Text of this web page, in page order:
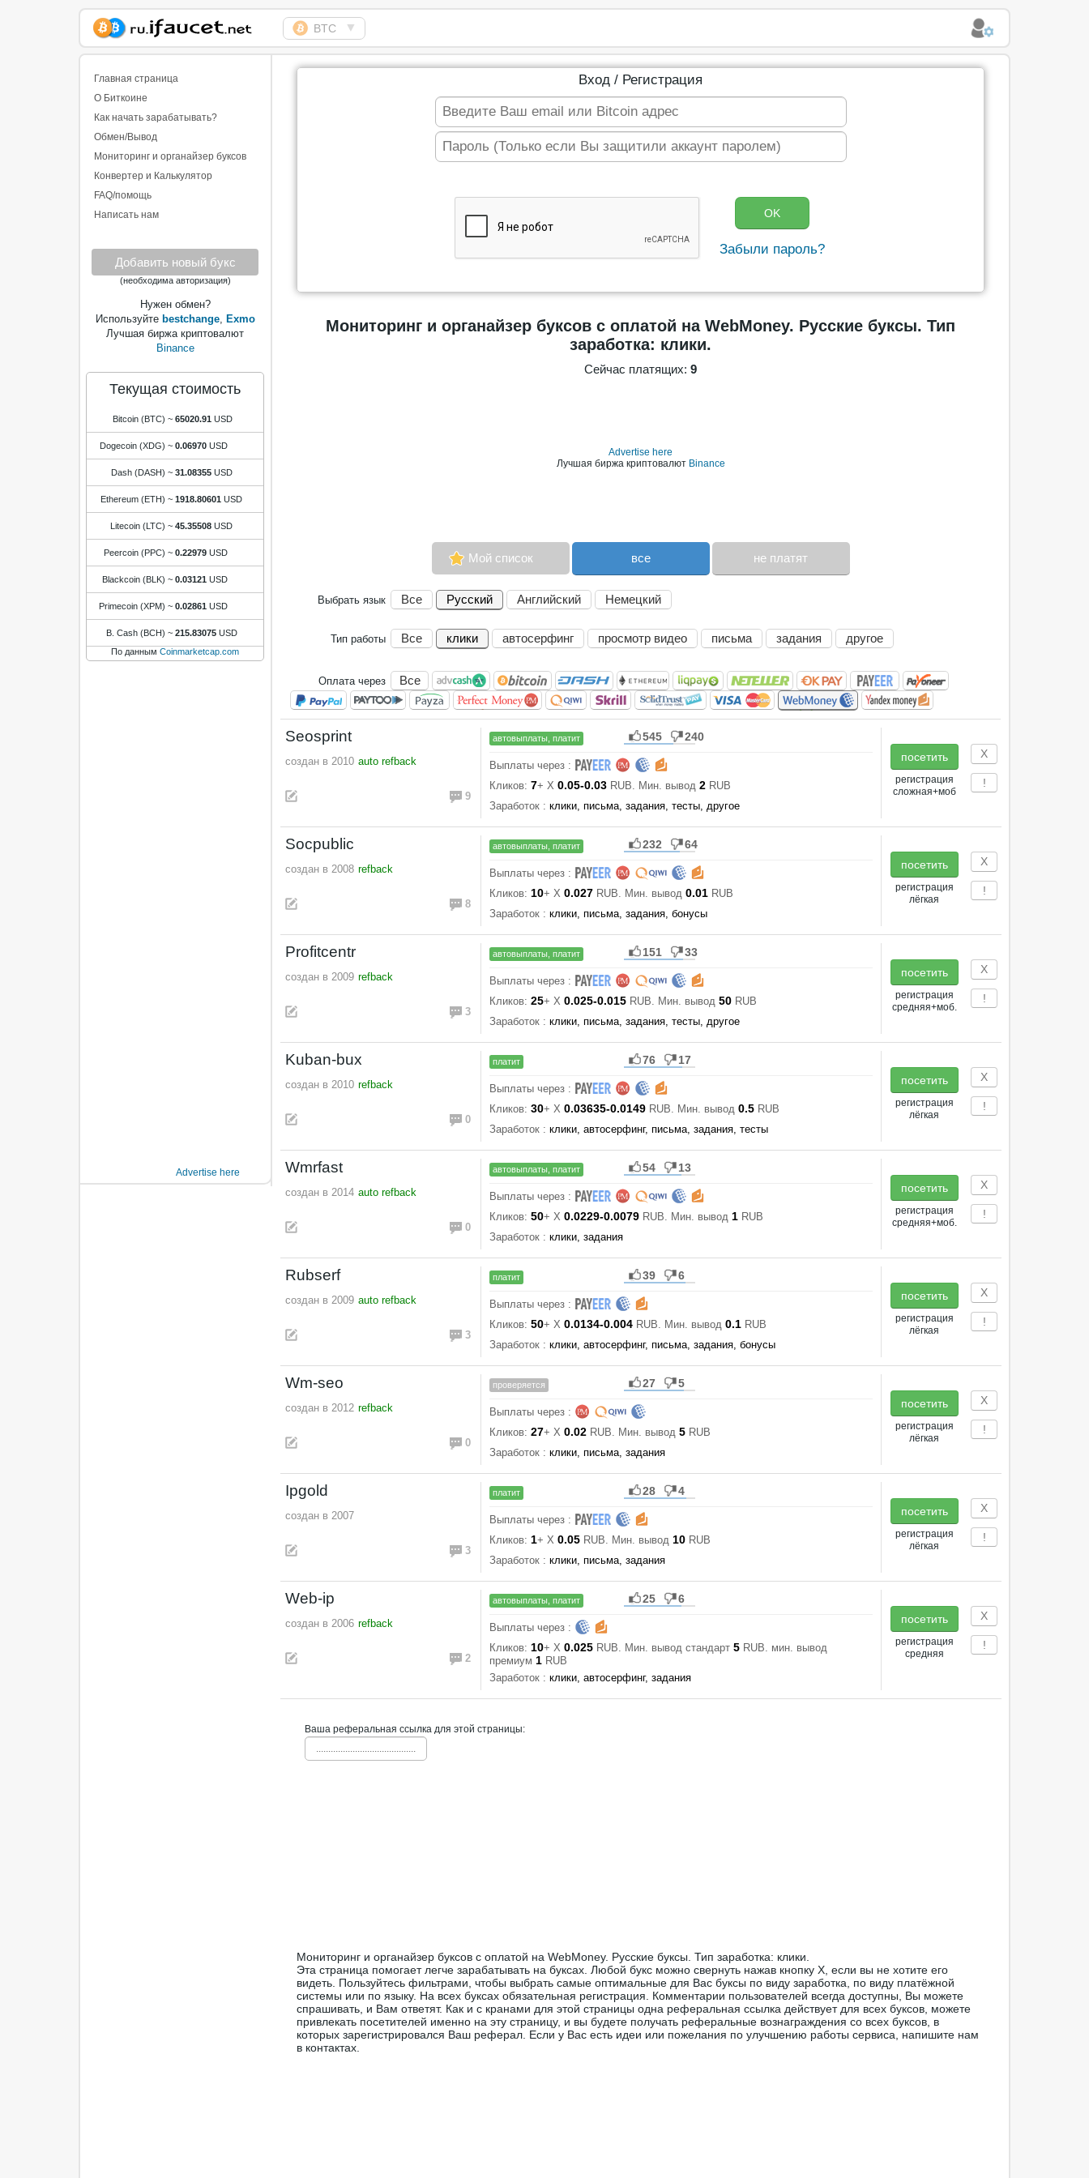
Сборщик Биткоина
самая большая
коллекция
BTC ▼
Главная страница
О Биткоине
Как начать зарабатывать?
Обмен/Вывод
Мониторинг и органайзер буксов
Конвертер и Калькулятор
FAQ/помощь
Написать нам
Добавить новый букс
(необходима авторизация)
Нужен обмен?
Используйте bestchange, Exmo
Лучшая биржа криптовалют
Binance
Текущая стоимость
Bitcoin (BTC) ~ 65020.91 USD
Dogecoin (XDG) ~ 0.06970 USD
Dash (DASH) ~ 31.08355 USD
Ethereum (ETH) ~ 1918.80601 USD
Litecoin (LTC) ~ 45.35508 USD
Peercoin (PPC) ~ 0.22979 USD
Blackcoin (BLK) ~ 0.03121 USD
Primecoin (XPM) ~ 0.02861 USD
B. Cash (BCH) ~ 215.83075 USD
По данным Coinmarketcap.com
Advertise here
Вход / Регистрация
Забыли пароль?
Мониторинг и органайзер буксов с оплатой на WebMoney. Русские буксы. Тип
заработка: клики.
Сейчас платящих: 9
Advertise here
Лучшая биржа криптовалют Binance
Мой список все не платят
Выбрать язык Все Русский Английский Немецкий
Тип работы Все клики автосерфинг просмотр видео письма задания другое
Оплата через Все
Seosprint
создан в 2010 auto refback
9
автовыплаты, платит 545 240
Выплаты через :
Кликов: 7+ X 0.05-0.03 RUB. Мин. вывод 2 RUB
Заработок : клики, письма, задания, тесты, другое
посетить
регистрация
сложная+моб
Х
!
Socpublic
создан в 2008 refback
8
автовыплаты, платит 232 64
Выплаты через :
Кликов: 10+ X 0.027 RUB. Мин. вывод 0.01 RUB
Заработок : клики, письма, задания, бонусы
посетить
регистрация
лёгкая
Х
!
Profitcentr
создан в 2009 refback
3
автовыплаты, платит 151 33
Выплаты через :
Кликов: 25+ X 0.025-0.015 RUB. Мин. вывод 50 RUB
Заработок : клики, письма, задания, тесты, другое
посетить
регистрация
средняя+моб.
Х
!
Kuban-bux
создан в 2010 refback
0
платит 76 17
Выплаты через :
Кликов: 30+ X 0.03635-0.0149 RUB. Мин. вывод 0.5 RUB
Заработок : клики, автосерфинг, письма, задания, тесты
посетить
регистрация
лёгкая
Х
!
Wmrfast
создан в 2014 auto refback
0
автовыплаты, платит 54 13
Выплаты через :
Кликов: 50+ X 0.0229-0.0079 RUB. Мин. вывод 1 RUB
Заработок : клики, задания
посетить
регистрация
средняя+моб.
Х
!
Rubserf
создан в 2009 auto refback
3
платит 39 6
Выплаты через :
Кликов: 50+ X 0.0134-0.004 RUB. Мин. вывод 0.1 RUB
Заработок : клики, автосерфинг, письма, задания, бонусы
посетить
регистрация
лёгкая
Х
!
Wm-seo
создан в 2012 refback
0
проверяется 27 5
Выплаты через :
Кликов: 27+ X 0.02 RUB. Мин. вывод 5 RUB
Заработок : клики, письма, задания
посетить
регистрация
лёгкая
Х
!
Ipgold
создан в 2007
3
платит 28 4
Выплаты через :
Кликов: 1+ X 0.05 RUB. Мин. вывод 10 RUB
Заработок : клики, письма, задания
посетить
регистрация
лёгкая
Х
!
Web-ip
создан в 2006 refback
2
автовыплаты, платит 25 6
Выплаты через :
Кликов: 10+ X 0.025 RUB. Мин. вывод стандарт 5 RUB. мин. вывод
премиум 1 RUB
Заработок : клики, автосерфинг, задания
посетить
регистрация
средняя
Х
!
Ваша реферальная ссылка для этой страницы:
.........................................
Мониторинг и органайзер буксов с оплатой на WebMoney. Русские буксы. Тип заработка: клики.
Эта страница помогает легче зарабатывать на буксах. Любой букс можно свернуть нажав кнопку Х, если вы не хотите его
видеть. Пользуйтесь фильтрами, чтобы выбрать самые оптимальные для Вас буксы по виду заработка, по виду платёжной
системы или по языку. На всех буксах обязательная регистрация. Комментарии пользователей всегда доступны, Вы можете
спрашивать, и Вам ответят. Как и с кранами для этой страницы одна реферальная ссылка действует для всех буксов, можете
привлекать посетителей именно на эту страницу, и вы будете получать реферальные вознаграждения со всех буксов, в
которых зарегистрировался Ваш реферал. Если у Вас есть идеи или пожелания по улучшению работы сервиса, напишите нам
в контактах.